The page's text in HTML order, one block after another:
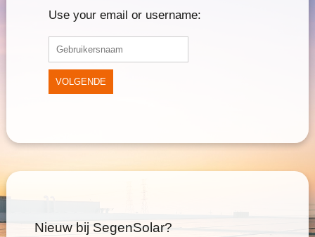
Use your email or username:
VOLGENDE
Nieuw bij SegenSolar?